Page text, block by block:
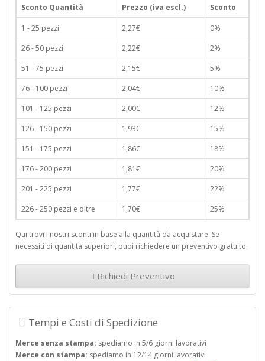
Sconto Quantità Prezzo (iva escl.) Sconto
1 - 25 pezzi 2,27€
0%
26 - 50 pezzi
2,22€
2%
51 - 75 pezzi
2,15€
5%
76 - 100 pezzi
2,04€
10%
101 - 125 pezzi
2,00€
12%
126 - 150 pezzi
1,93€
15%
151 - 175 pezzi
1,86€
18%
176 - 200 pezzi
1,81€
20%
201 - 225 pezzi
1,77€
22%
226 - 250 pezzi e oltre
1,70€ 25%
Qui trovi i nostri sconti in base alla quantità da acquistare. Se
necessiti di quantità superiori, puoi richiedere un preventivo gratuito.
Richiedi Preventivo
Tempi e Costi di Spedizione
Merce senza stampa: spediamo in 5/6 giorni lavorativi
Merce con stampa: spediamo in 12/14 giorni lavorativi